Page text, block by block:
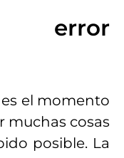
el momento
muchas cosas
posible. La